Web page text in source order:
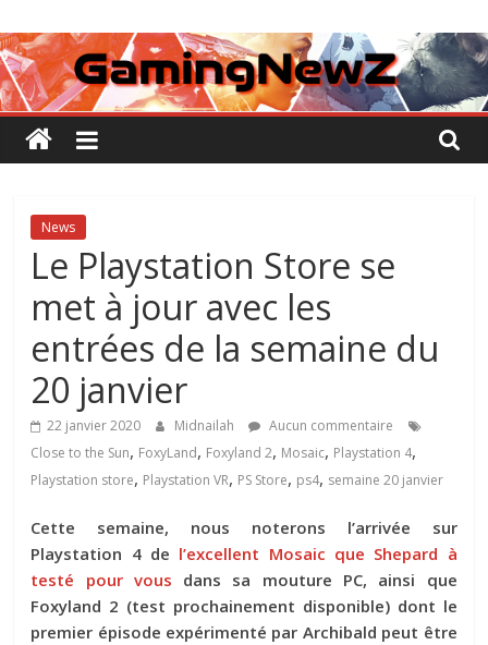
au
contenu
GamingNewZ
Tests
et
Actu
des
vidéo
News
Le Playstation Store se
met à jour avec les
entrées de la semaine du
20 janvier
22 janvier 2020 Midnailah
Aucun commentaire
Close to the Sun, FoxyLand, Foxyland 2, Mosaic, Playstation 4,
Playstation store, Playstation VR, PS Store, ps4, semaine 20 janvier
Cette semaine, nous noterons l’arrivée sur
Playstation 4 de l’excellent Mosaic que Shepard à
testé pour vous dans sa mouture PC, ainsi que
Foxyland 2 (test prochainement disponible) dont le
premier épisode expérimenté par Archibald peut être